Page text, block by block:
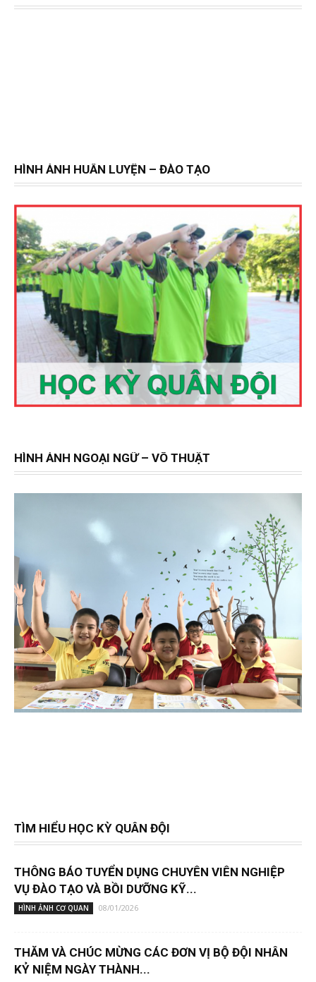
HÌNH ẢNH HUẤN LUYỆN – ĐÀO TẠO
HÌNH ẢNH NGOẠI NGỮ – VÕ THUẬT
TÌM HIỂU HỌC KỲ QUÂN ĐỘI
THÔNG BÁO TUYỂN DỤNG CHUYÊN VIÊN NGHIỆP
VỤ ĐÀO TẠO VÀ BỒI DƯỠNG KỸ...
HÌNH ẢNH CƠ QUAN 08/01/2026
THĂM VÀ CHÚC MỪNG CÁC ĐƠN VỊ BỘ ĐỘI NHÂN
KỶ NIỆM NGÀY THÀNH...